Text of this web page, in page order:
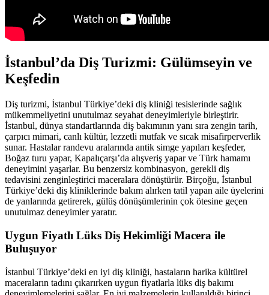
İstanbul’da Diş Turizmi: Gülümseyin ve
Keşfedin
Diş turizmi, İstanbul Türkiye’deki diş kliniği tesislerinde sağlık
mükemmeliyetini unutulmaz seyahat deneyimleriyle birleştirir.
İstanbul, dünya standartlarında diş bakımının yanı sıra zengin tarih,
çarpıcı mimari, canlı kültür, lezzetli mutfak ve sıcak misafirperverlik
sunar. Hastalar randevu aralarında antik simge yapıları keşfeder,
Boğaz turu yapar, Kapalıçarşı’da alışveriş yapar ve Türk hamamı
deneyimini yaşarlar. Bu benzersiz kombinasyon, gerekli diş
tedavisini zenginleştirici maceralara dönüştürür. Birçoğu, İstanbul
Türkiye’deki diş kliniklerinde bakım alırken tatil yapan aile üyelerini
de yanlarında getirerek, gülüş dönüşümlerinin çok ötesine geçen
unutulmaz deneyimler yaratır.
Uygun Fiyatlı Lüks Diş Hekimliği Macera ile
Buluşuyor
İstanbul Türkiye’deki en iyi diş kliniği, hastaların harika kültürel
maceraların tadını çıkarırken uygun fiyatlarla lüks diş bakımı